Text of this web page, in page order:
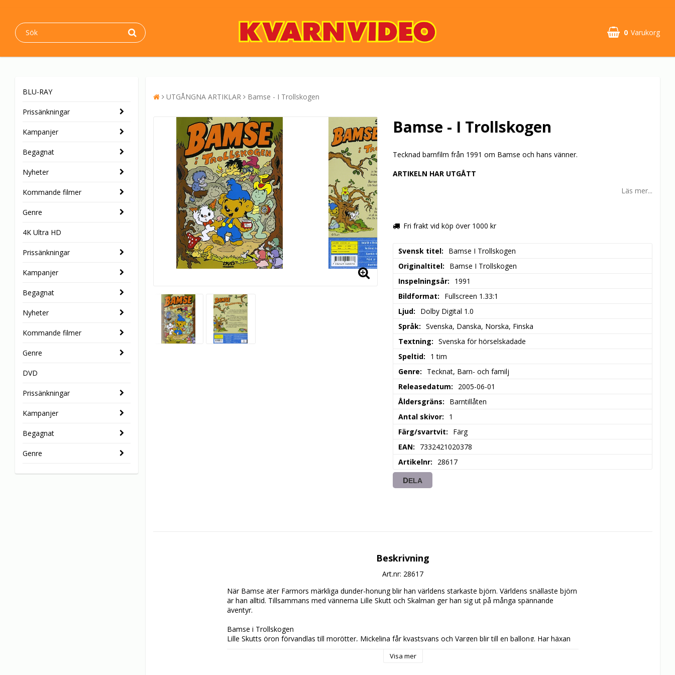
0 Varukorg
BLU-RAY
Prissänkningar
Kampanjer
Begagnat
Nyheter
Kommande filmer
Genre
4K Ultra HD
Prissänkningar
Kampanjer
Begagnat
Nyheter
Kommande filmer
Genre
DVD
Prissänkningar
Kampanjer
Begagnat
Genre
UTGÅNGNA ARTIKLAR Bamse - I Trollskogen
Bamse - I Trollskogen
Tecknad barnfilm från 1991 om Bamse och hans vänner.
ARTIKELN HAR UTGÅTT
Läs mer...
Fri frakt vid köp över 1000 kr
Svensk titel
Bamse I Trollskogen
Originaltitel
Bamse I Trollskogen
Inspelningsår
1991
Bildformat
Fullscreen 1.33:1
Ljud
Dolby Digital 1.0
Språk
Svenska, Danska, Norska, Finska
Textning
Svenska för hörselskadade
Speltid
1 tim
Genre
Tecknat, Barn- och familj
Releasedatum
2005-06-01
Åldersgräns
Barntillåten
Antal skivor
1
Färg/svartvit
Färg
EAN
7332421020378
Artikelnr
28617
DELA
Beskrivning
Art.nr: 28617
När Bamse äter Farmors märkliga dunder-honung blir han världens starkaste björn. Världens snällaste björn
är han alltid. Tillsammans med vännerna Lille Skutt och Skalman ger han sig ut på många spännande
äventyr.
Bamse i Trollskogen
Lille Skutts öron förvandlas till morötter, Mickelina får kvastsvans och Vargen blir till en ballong. Har häxan
Visa mer